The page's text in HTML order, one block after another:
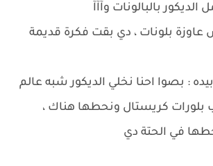
بالبالونات وآآآ
بلونات ، دي بقت فكرة قديمة
: بصوا احنا نخلي الديكور شبه عالم
بلورات كريستال ونحطها هناك ،
في الحتة دي